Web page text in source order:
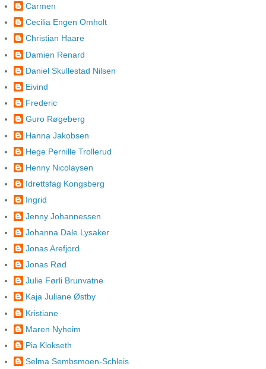
Carmen
Cecilia Engen Omholt
Christian Haare
Damien Renard
Daniel Skullestad Nilsen
Eivind
Frederic
Guro Røgeberg
Hanna Jakobsen
Hege Pernille Trollerud
Henny Nicolaysen
Idrettsfag Kongsberg
Ingrid
Jenny Johannessen
Johanna Dale Lysaker
Jonas Arefjord
Jonas Rød
Julie Førli Brunvatne
Kaja Juliane Østby
Kristiane
Maren Nyheim
Pia Klokseth
Selma Sembsmoen-Schleis